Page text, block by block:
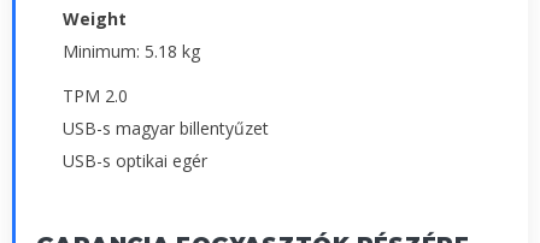
Weight
Minimum: 5.18 kg
TPM 2.0
USB-s magyar billentyűzet
USB-s optikai egér